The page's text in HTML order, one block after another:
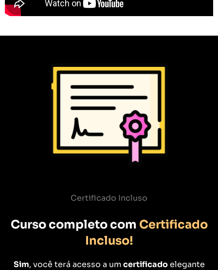
Certificado Incluso
Curso completo com Certificado
Incluso!
Sim, você terá acesso a umcertificadoelegante